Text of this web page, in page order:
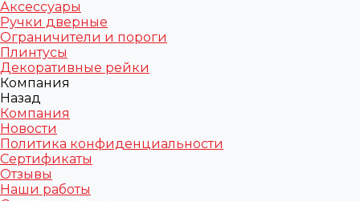
Аксессуары
Ручки дверные
Ограничители и пороги
Плинтусы
Декоративные рейки
Компания
Назад
Компания
Новости
Политика конфиденциальности
Сертификаты
Отзывы
Наши работы